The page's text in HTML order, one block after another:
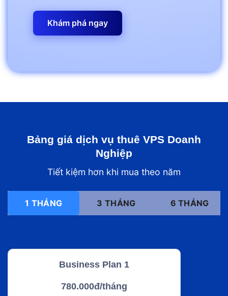
Khám phá ngay
Bảng giá dịch vụ thuê VPS Doanh
Nghiệp
Tiết kiệm hơn khi mua theo năm
1 THÁNG 3 THÁNG 6 THÁNG
Business Plan 1
780.000đ/tháng